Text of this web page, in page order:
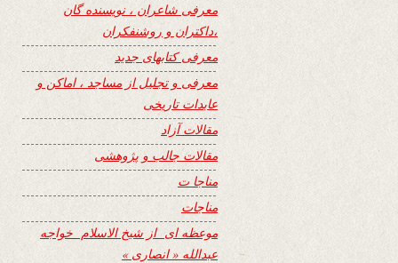
معرفی شاعران ، نویسنده گان
،داکتران و روشنفکران
معرفی کتابهای جدید
معرفی و تجلیل از مساجد ، اماکن و
عابدات تاریخی
مقالات آزاد
مقالات جالب و پژوهشی
مناجا ت
مناجات
موعظه ای از شیخ الاسلام خواجه
عبدالله « انصاری »